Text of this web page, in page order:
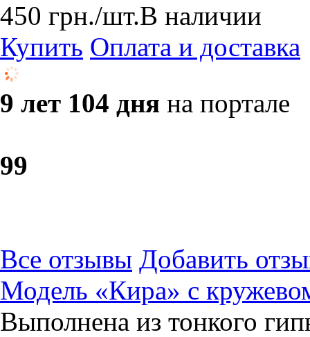
450 грн./шт.В наличии
Купить Оплата и доставка
9 лет 104 дня на портале
99
Все отзывы Добавить
Модель «Кира» с
Выполнена из тонкого